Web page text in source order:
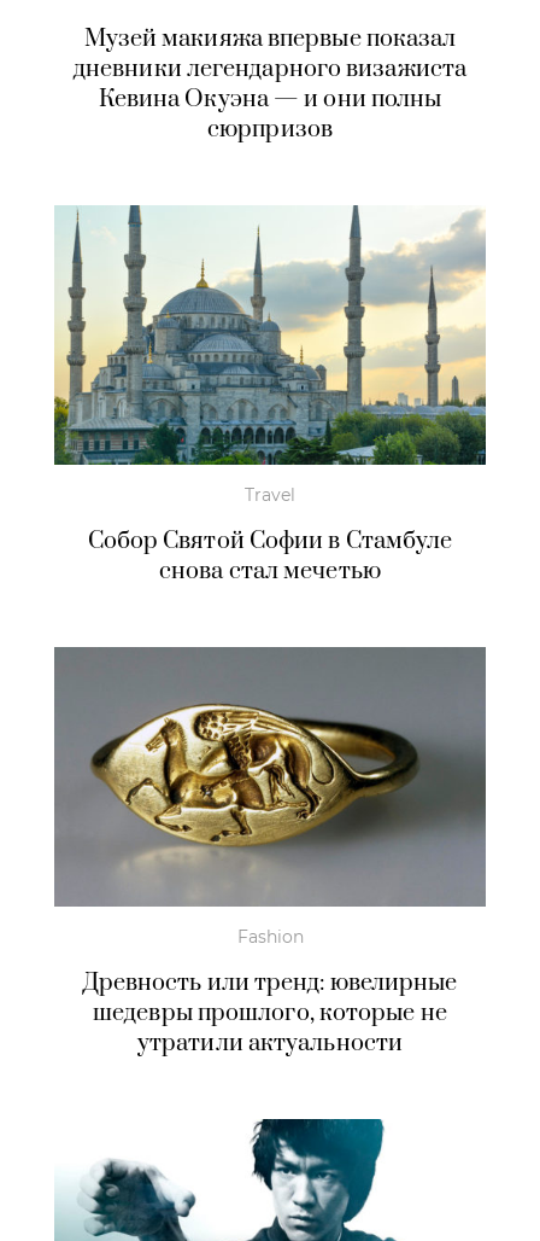
Музей макияжа впервые показал
дневники легендарного визажиста
Кевина Окуэна — и они полны
сюрпризов
Travel
Собор Святой Софии в Стамбуле
снова стал мечетью
Fashion
Древность или тренд: ювелирные
шедевры прошлого, которые не
утратили актуальности